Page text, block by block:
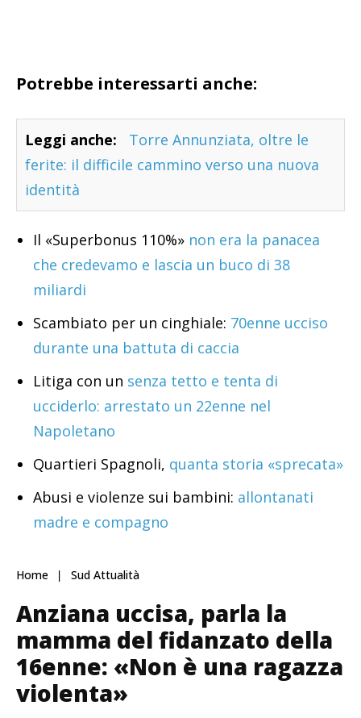
Potrebbe interessarti anche:
Leggi anche:
Torre Annunziata, oltre le
ferite: il difficile cammino verso una nuova
identità
Il «Superbonus 110%» non era la panacea
che credevamo e lascia un buco di 38
miliardi
Scambiato per un cinghiale: 70enne ucciso
durante una battuta di caccia
Litiga con un senza tetto e tenta di
ucciderlo: arrestato un 22enne nel
Napoletano
Quartieri Spagnoli, quanta storia «sprecata»
Abusi e violenze sui bambini: allontanati
madre e compagno
Home Sud Attualità
Anziana uccisa, parla la
mamma del fidanzato della
16enne: «Non è una ragazza
violenta»